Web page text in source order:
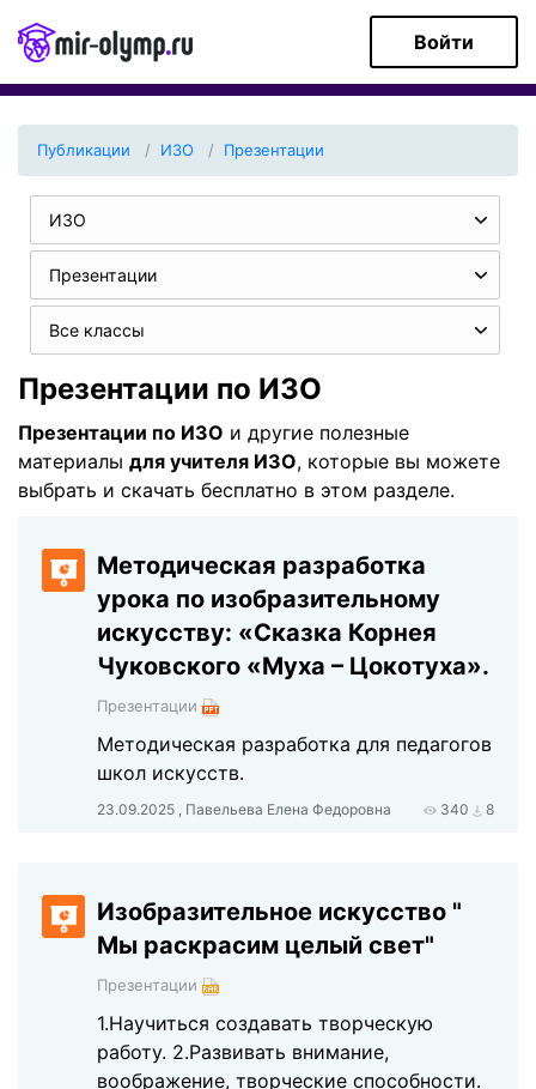
Войти
Публикации ИЗО Презентации
ИЗО
Презентации
Все классы
Презентации по ИЗО
Презентации по ИЗО и другие полезные
материалы для учителя ИЗО, которые вы можете
выбрать и скачать бесплатно в этом разделе.
Методическая разработка
урока по изобразительному
искусству: «Сказка Корнея
Чуковского «Муха – Цокотуха».
Презентации
Методическая разработка для педагогов
школ искусств.
23.09.2025 , Павельева Елена Федоровна 340 8
Изобразительное искусство "
Мы раскрасим целый свет"
Презентации
1.Научиться создавать творческую
работу. 2.Развивать внимание,
воображение, творческие способности.